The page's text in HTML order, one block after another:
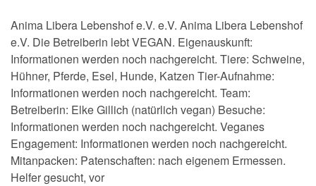
Anima Libera Lebenshof e.V. e.V. Anima Libera Lebenshof
e.V. Die Betreiberin lebt VEGAN. Eigenauskunft:
Informationen werden noch nachgereicht. Tiere: Schweine,
Hühner, Pferde, Esel, Hunde, Katzen Tier-Aufnahme:
Informationen werden noch nachgereicht. Team:
Betreiberin: Elke Gillich (natürlich vegan) Besuche:
Informationen werden noch nachgereicht. Veganes
Engagement: Informationen werden noch nachgereicht.
Mitanpacken: Patenschaften: nach eigenem Ermessen.
Helfer gesucht, vor